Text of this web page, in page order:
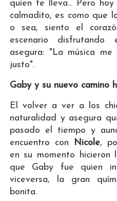
quien te lleva... Pero
calmadito, es como que
o sea, siento el
escenario disfrutando
asegura: "La música
justo".
Gaby y su nuevo camino
El volver a ver a los
naturalidad y asegura
pasado el tiempo y
encuentro con
Nicole,
en su momento
que Gaby fue quien
viceversa, la gran
bonita.